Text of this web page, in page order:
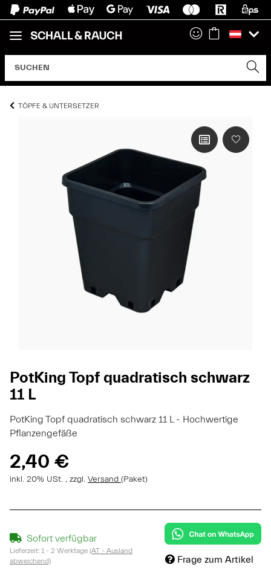
TÖPFE & UNTERSETZER
PotKing Topf quadratisch schwarz
11 L
PotKing Topf quadratisch schwarz 11 L - Hochwertige
Pflanzengefäße
2,40 €
inkl. 20% USt. , zzgl. Versand (Paket)
Sofort verfügbar
Lieferzeit: 1 - 2 Werktage (AT - Ausland
abweichend)
Frage zum Artikel